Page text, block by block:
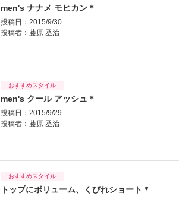
men's ナナメ モヒカン＊
投稿日：2015/9/30
投稿者： 藤原 丞治
おすすめスタイル
men's クール アッシュ＊
投稿日：2015/9/29
投稿者： 藤原 丞治
おすすめスタイル
トップにボリューム、くびれショート＊